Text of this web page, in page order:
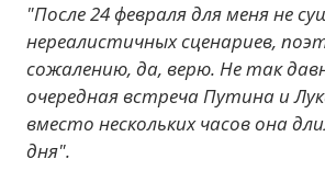
"После 24 февраля для меня не
нереалистичных сценариев,
сожалению, да, верю. Не так
очередная встреча Путина и
вместо нескольких часов она
дня".